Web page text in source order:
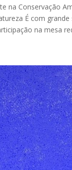
na Conservação
É com
na mesa